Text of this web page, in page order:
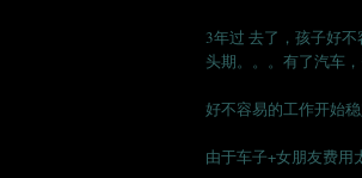
3年过 去了，孩子好
头期。。。有了汽车
好不容易的工作开始
由于车子+女朋友费用